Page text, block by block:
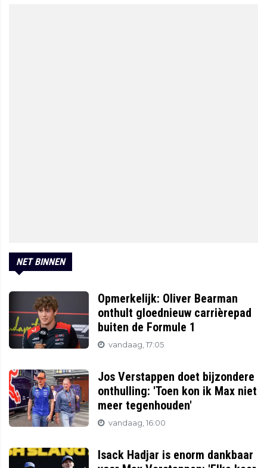
NET BINNEN
Opmerkelijk: Oliver Bearman
onthult gloednieuw carrièrepad
buiten de Formule 1
vandaag, 17:05
Jos Verstappen doet bijzondere
onthulling: 'Toen kon ik Max niet
meer tegenhouden'
vandaag, 16:00
Isack Hadjar is enorm dankbaar